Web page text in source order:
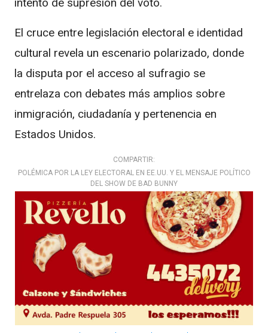
El cruce entre legislación electoral e identidad
cultural revela un escenario polarizado, donde
la disputa por el acceso al sufragio se
entrelaza con debates más amplios sobre
inmigración, ciudadanía y pertenencia en
Estados Unidos.
COMPARTIR:
POLÉMICA POR LA LEY ELECTORAL EN EE.UU. Y EL MENSAJE POLÍTICO
DEL SHOW DE BAD BUNNY